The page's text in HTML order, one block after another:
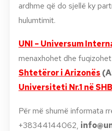
ardhme që do sjellë ky
hulumtimit.
UNI – Universum
menaxhohet dhe
Shtetëror i Arizonës
Universiteti Nr.1 në
Për më shumë informata
+38344144062,